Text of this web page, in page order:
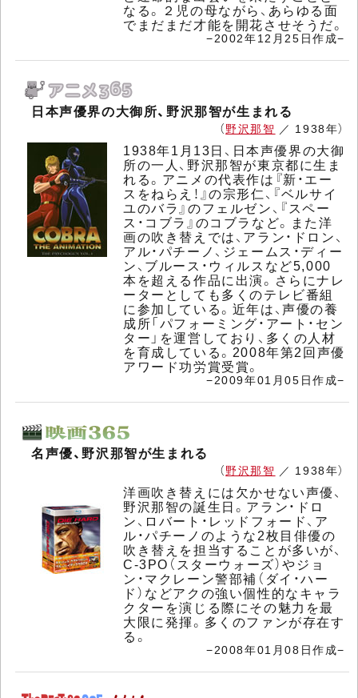
なる。２児の母ながら、あらゆる面
でまだまだ才能を開花させそうだ。
−2002年12月25日作成−
日本声優界の大御所、野沢那智が生まれる
（野沢那智 ／ 1938年）
1938年1月13日、日本声優界の大御
所の一人、野沢那智が東京都に生ま
れる。アニメの代表作は『新・エー
スをねらえ！』の宗形仁、『ベルサイ
ユのバラ』のフェルゼン、『スペー
ス・コブラ』のコブラなど。また洋
画の吹き替えでは、アラン・ドロン、
アル・パチーノ、ジェームス・ディー
ン、ブルース・ウィルスなど5,000
本を超える作品に出演。さらにナレ
ーターとしても多くのテレビ番組
に参加している。近年は、声優の養
成所「パフォーミング・アート・セン
ター」を運営しており、多くの人材
を育成している。2008年第2回声優
アワード功労賞受賞。
−2009年01月05日作成−
名声優、野沢那智が生まれる
（野沢那智 ／ 1938年）
洋画吹き替えには欠かせない声優、
野沢那智の誕生日。アラン・ドロ
ン、ロバート・レッドフォード、ア
ル・パチーノのような2枚目俳優の
吹き替えを担当することが多いが、
C-3PO（スターウォーズ）やジョ
ン・マクレーン警部補（ダイ・ハー
ド）などアクの強い個性的なキャラ
クターを演じる際にその魅力を最
大限に発揮。多くのファンが存在す
る。
−2008年01月08日作成−